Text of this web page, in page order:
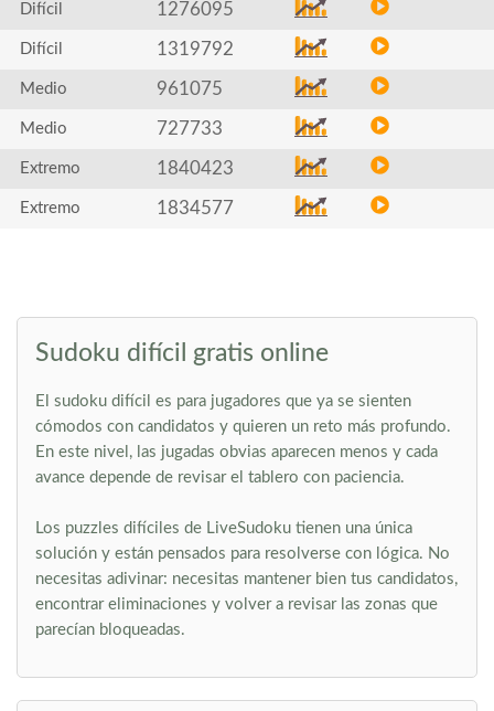
Difícil 1276095
Difícil 1319792
Medio 961075
Medio 727733
Extremo 1840423
Extremo 1834577
Sudoku difícil gratis online
El sudoku difícil es para jugadores que ya se sienten
cómodos con candidatos y quieren un reto más profundo.
En este nivel, las jugadas obvias aparecen menos y cada
avance depende de revisar el tablero con paciencia.
Los puzzles difíciles de LiveSudoku tienen una única
solución y están pensados para resolverse con lógica. No
necesitas adivinar: necesitas mantener bien tus candidatos,
encontrar eliminaciones y volver a revisar las zonas que
parecían bloqueadas.